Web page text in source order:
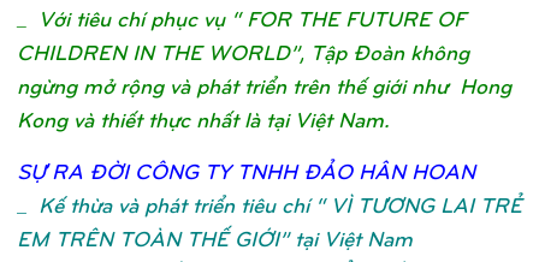
_ Với tiêu chí phục vụ “ FOR THE FUTURE OF
CHILDREN IN THE WORLD”, Tập Đoàn không
ngừng mở rộng và phát triển trên thế giới như Hong
Kong và thiết thực nhất là tại Việt Nam.
SỰRA ĐỜI CÔNG TY TNHH ĐẢO HÂN HOAN
Kế thừa và phát triển tiêu chí “ VÌ TƯƠNG LAI TRẺ
EM TRÊN TOÀN THẾ GIỚI” tại Việt Nam